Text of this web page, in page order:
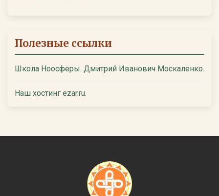
Полезные ссылки
Школа Ноосферы. Дмитрий Иванович Москаленко.
Наш хостинг ezar.ru.